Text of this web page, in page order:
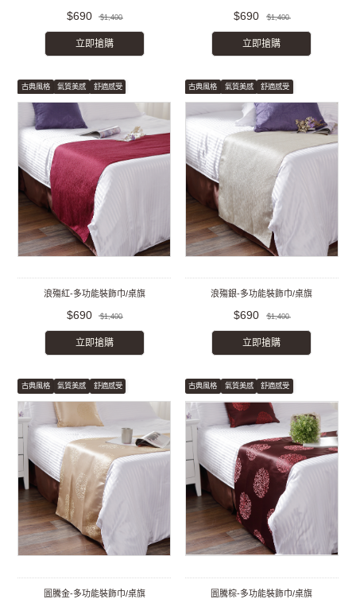
$690 $1,400
立即搶購
$690 $1,400
立即搶購
古典風格 氣質美感 舒適感受
浪殤紅-多功能裝飾巾/桌旗
$690 $1,400
立即搶購
古典風格 氣質美感 舒適感受
浪殤銀-多功能裝飾巾/桌旗
$690 $1,400
立即搶購
古典風格 氣質美感 舒適感受
圖騰金-多功能裝飾巾/桌旗
古典風格 氣質美感 舒適感受
圖騰棕-多功能裝飾巾/桌旗